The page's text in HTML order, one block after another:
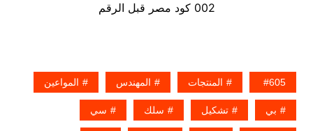
002 كود مصر قبل الرقم
605 المنتجات المهندس المواعين
بي تشكيل سلك سي